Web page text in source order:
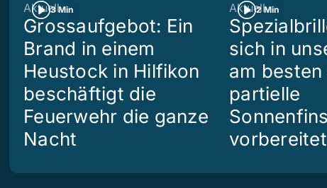
3 Min
Aktuell
Grossaufgebot: Ein
Brand in einem
Heustock in Hilfikon
beschäftigt die
Feuerwehr die ganze
Nacht
2 Min
Aktuell
sich in
am
partielle
vorbereitet